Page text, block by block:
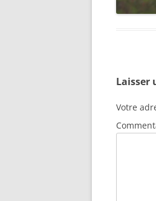
Laisser
Votre